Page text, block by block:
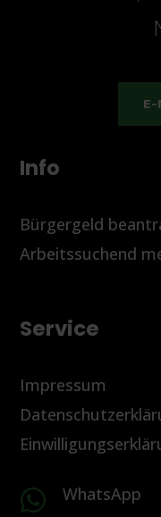
E-
Info
Bürgergeld
Arbeitssuchend
Service
Impressum

WhatsApp